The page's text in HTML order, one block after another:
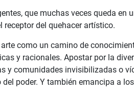
que muchas veces queda en
receptor del quehacer artístico.
como un camino de
y racionales. Apostar por la
y comunidades invisibilizadas o
poder. Y también emancipa a